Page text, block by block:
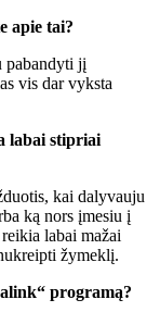
apie tai?
pabandyti jį
vis dar vyksta
labai stipriai
kai dalyvauju
ką nors įmesiu į
labai mažai
žymeklį.
programą?